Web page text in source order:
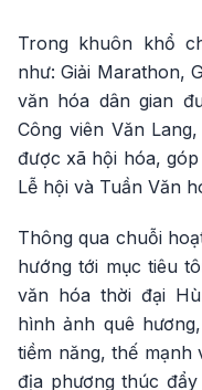
Trong khuôn khổ
như: Giải Marathon,
văn hóa dân gian
Công viên Văn
được xã hội hóa,
Lễ hội và Tuần Văn
Thông qua chuỗi
hướng tới mục tiêu
văn hóa thời đại
hình ảnh quê
tiềm năng, thế
địa phương thúc